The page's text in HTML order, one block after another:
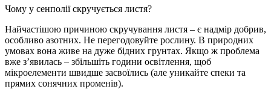
Чому у сенполії скручується листя?
Найчастішою причиною скручування листя – є надмір добрив,
особливо азотних. Не перегодовуйте рослину. В природних
умовах вона живе на дуже бідних грунтах. Якщо ж проблема
вже з’явилась – збільшіть години освітлення, щоб
мікроелементи швидше засвоїлись (але уникайте спеки та
прямих сонячних променів).